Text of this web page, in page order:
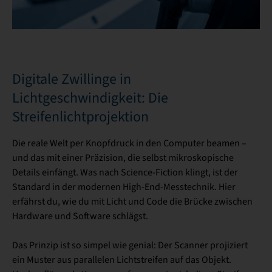
Digitale Zwillinge in
Lichtgeschwindigkeit: Die
Streifenlichtprojektion
Die reale Welt per Knopfdruck in den Computer beamen –
und das mit einer Präzision, die selbst mikroskopische
Details einfängt. Was nach Science-Fiction klingt, ist der
Standard in der modernen High-End-Messtechnik. Hier
erfährst du, wie du mit Licht und Code die Brücke zwischen
Hardware und Software schlägst.
Das Prinzip ist so simpel wie genial: Der Scanner projiziert
ein Muster aus parallelen Lichtstreifen auf das Objekt.